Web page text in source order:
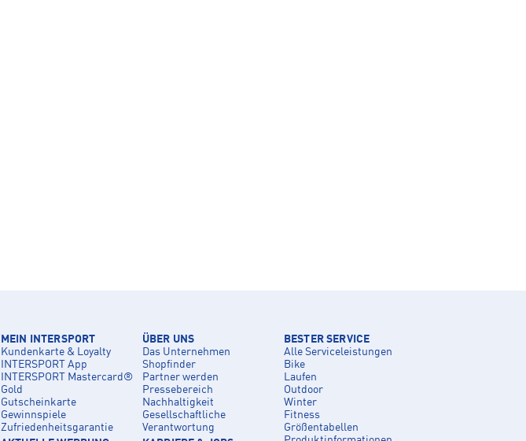
MEIN INTERSPORT
Kundenkarte & Loyalty
INTERSPORT App
INTERSPORT Mastercard®
Gold
Gutscheinkarte
Gewinnspiele
Zufriedenheitsgarantie
ÜBER UNS
Das Unternehmen
Shopfinder
Partner werden
Pressebereich
Nachhaltigkeit
Gesellschaftliche
Verantwortung
BESTER SERVICE
Alle Serviceleistungen
Bike
Laufen
Outdoor
Winter
Fitness
Größentabellen